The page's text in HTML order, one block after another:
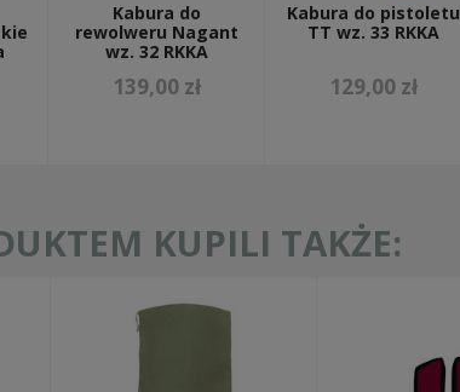
Kabura do
rewolweru Nagant
wz. 32 RKKA
139,00 zł
Kabura do pistoletu
TT wz. 33 RKKA
129,00 zł
KUPILI TAKŻE: